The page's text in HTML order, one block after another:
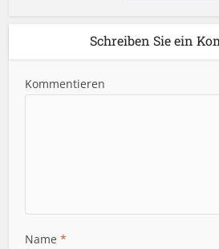
Schreiben Sie ein
Kommentieren
Name*